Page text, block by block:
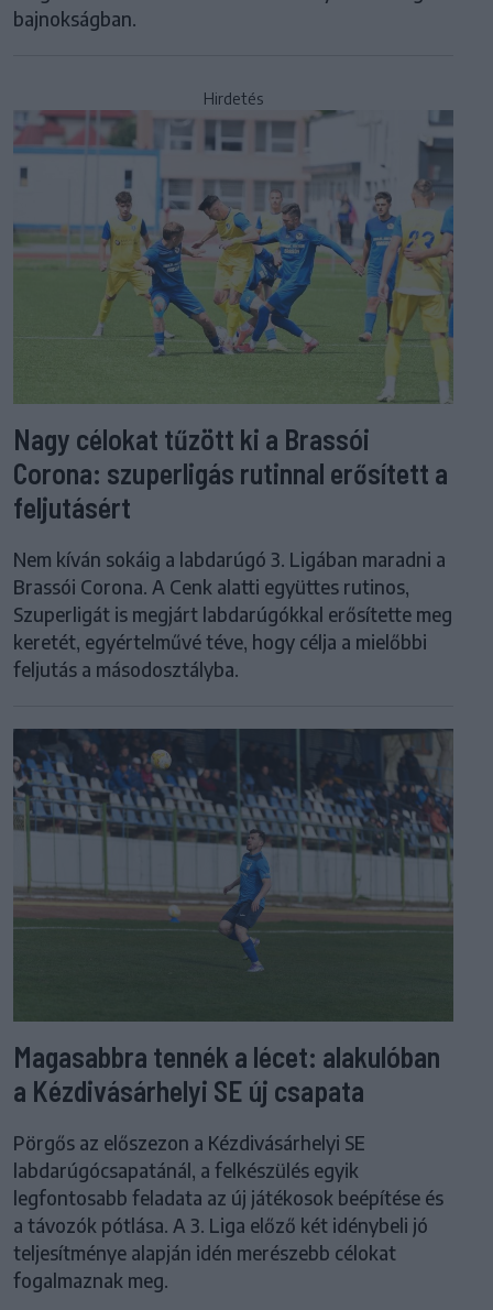
bajnokságban.
Hirdetés
Nagy célokat tűzött ki a Brassói
Corona: szuperligás rutinnal erősített a
feljutásért
Nem kíván sokáig a labdarúgó 3. Ligában maradni a
Brassói Corona. A Cenk alatti együttes rutinos,
Szuperligát is megjárt labdarúgókkal erősítette meg
keretét, egyértelművé téve, hogy célja a mielőbbi
feljutás a másodosztályba.
Magasabbra tennék a lécet: alakulóban
a Kézdivásárhelyi SE új csapata
Pörgős az előszezon a Kézdivásárhelyi SE
labdarúgócsapatánál, a felkészülés egyik
legfontosabb feladata az új játékosok beépítése és
a távozók pótlása. A 3. Liga előző két idénybeli jó
teljesítménye alapján idén merészebb célokat
fogalmaznak meg.